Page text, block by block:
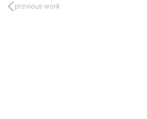
previous work